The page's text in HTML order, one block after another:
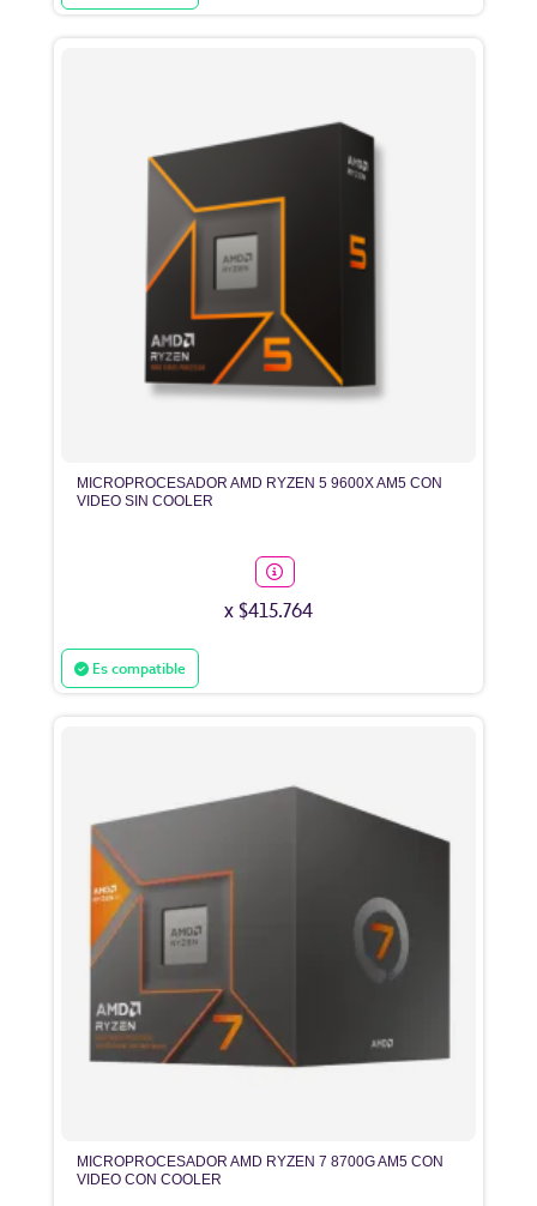
MICROPROCESADOR AMD RYZEN 5 9600X AM5 CON
VIDEO SIN COOLER
x $415.764
Es compatible
MICROPROCESADOR AMD RYZEN 7 8700G AM5 CON
VIDEO CON COOLER